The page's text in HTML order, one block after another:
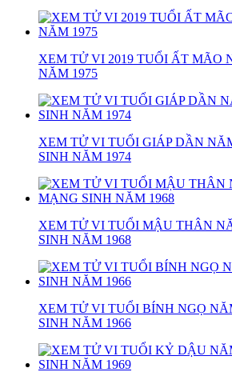
XEM TỬ VI 2019 TUỔI ẤT MÃO
NĂM 1975
XEM TỬ VI TUỔI GIÁP DẦN
SINH NĂM 1974
XEM TỬ VI TUỔI MẬU THÂN
SINH NĂM 1968
XEM TỬ VI TUỔI BÍNH NGỌ
SINH NĂM 1966